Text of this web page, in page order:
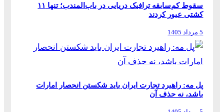
سقوط کم‌سابقه ترافیک دریایی در باب‌المندب؛ تنها ۱۱
کشتی عبور کردند
5 مرداد 1405
پل مه: راهبرد تجارت ایران باید شکستن انحصار امارات
باشد، نه حذف آن